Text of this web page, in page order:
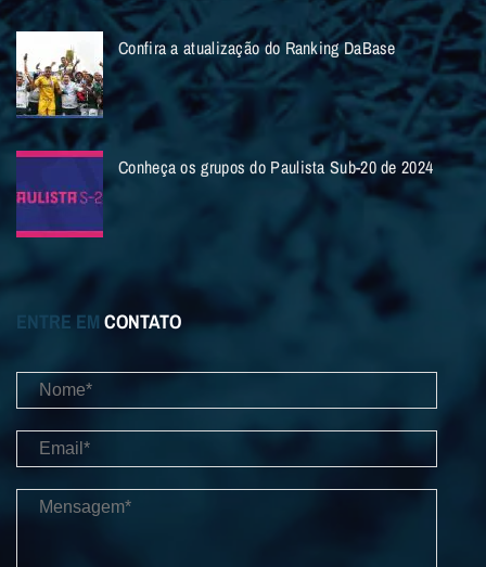
Confira a atualização do Ranking DaBase
Conheça os grupos do Paulista Sub-20 de 2024
ENTRE EM CONTATO